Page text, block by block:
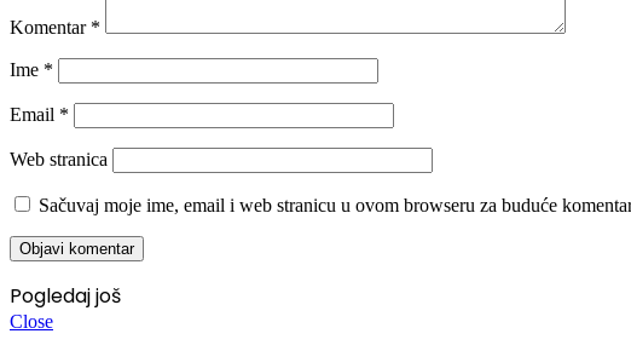
Komentar *
Ime *
Email *
Web stranica
Sačuvaj moje ime, email i web stranicu u ovom browseru za buduće
Pogledaj još
Close